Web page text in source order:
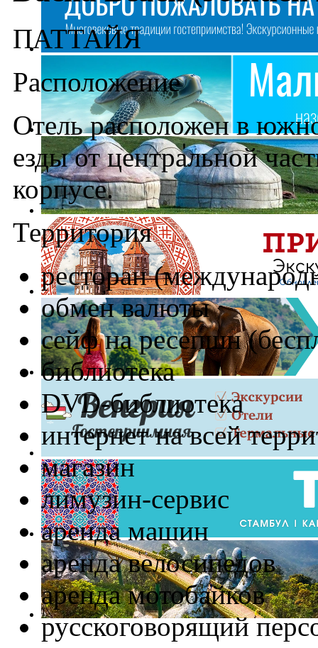
ПАТТАЙЯ
Расположение
Отель расположен в
езды от центральной
корпусе.
Территория
ресторан
обмен валюты
сейф на ресепшн
библиотека
DVD-библиотека
интернет на всей
магазин
лимузин-сервис
аренда машин
аренда велосипедов
аренда мотобайков
русскоговорящий